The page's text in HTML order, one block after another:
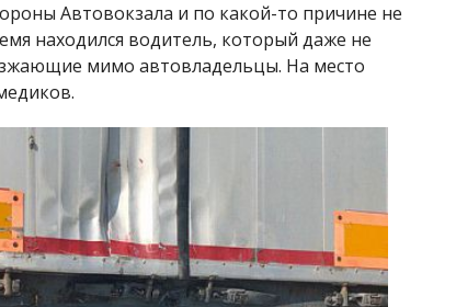
Автовокзала и по какой-то причине не
находился водитель, который даже не
мимо автовладельцы. На место